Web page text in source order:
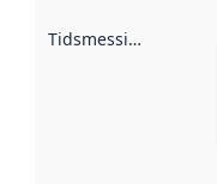
Tidsmessig avgrensning